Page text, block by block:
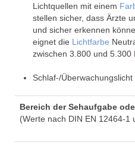
Lichtquellen mit einem
stellen sicher, dass Ärzte
und sicher erkennen
eignet die Lichtfarbe
zwischen 3.800 und 5.300
Schlaf-/
Bereich der Sehaufgabe
(Werte nach DIN EN 12464-1